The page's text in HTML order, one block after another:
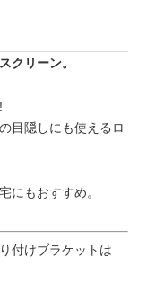
クリーン。
目隠しにも使えるロ
にもおすすめ。
付けブラケットは